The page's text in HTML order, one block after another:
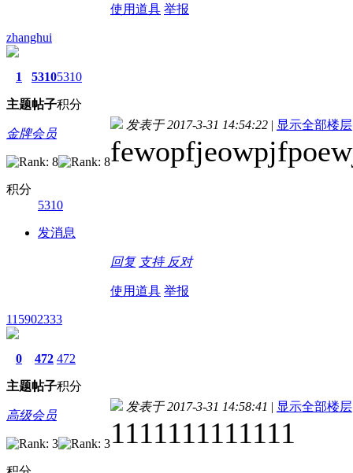
使用道具 举报
zhanghui
1
主题
5310
帖子
5310
积分
金牌会员
积分
5310
发消息
发表于 2017-3-31 14:54:22 | 显示全部楼层
回复 支持 反对
使用道具 举报
115902333
0
主题
472
帖子
472
积分
高级会员
发表于 2017-3-31 14:58:41 | 显示全部楼层
1111111111111